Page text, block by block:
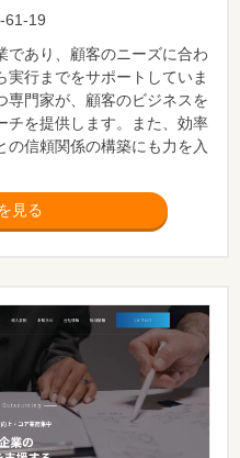
61-19
であり、顧客のニーズに合わ
行までをサポートしていま
専門家が、顧客のビジネスを
チを提供します。また、効率
の信頼関係の構築にも力を入
見る